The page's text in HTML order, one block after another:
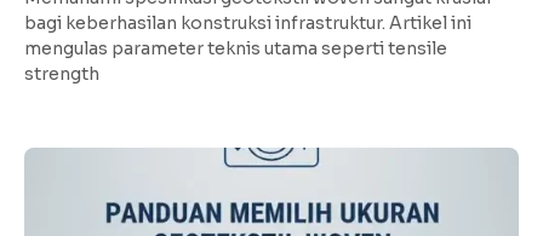
bagi keberhasilan konstruksi infrastruktur. Artikel ini
mengulas parameter teknis utama seperti tensile
strength